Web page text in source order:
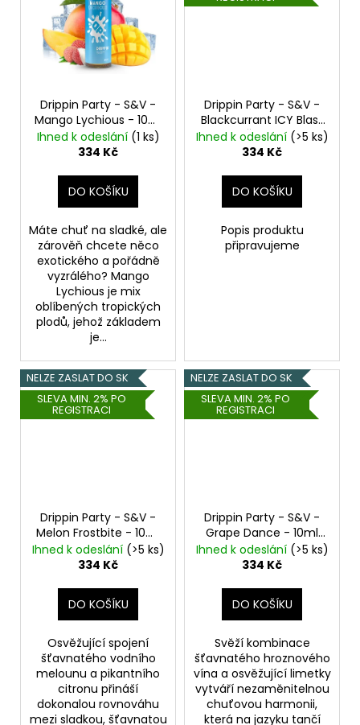
Drippin Party - S&V -
Mango Lychious - 10ml
Chladivé mango a liči
Ihned k odeslání (1 ks)
334 Kč
DO KOŠÍKU
Máte chuť na sladké, ale
zárověň chcete něco
exotického a pořádně
vyzrálého? Mango
Lychious je mix
oblíbených tropických
plodů, jehož základem
je...
Drippin Party - S&V -
Blackcurrant ICY Blast
- 10mlČerný rybíz a
grapefruit
Ihned k odeslání (>5 ks)
334 Kč
DO KOŠÍKU
Popis produktu
připravujeme
NELZE ZASLAT DO SK
SLEVA MIN. 2% PO
REGISTRACI
Drippin Party - S&V -
Melon Frostbite - 10ml
Chladivý vodní
meloun a citron
Ihned k odeslání (>5 ks)
334 Kč
DO KOŠÍKU
Osvěžující spojení
šťavnatého vodního
melounu a pikantního
citronu přináší
dokonalou rovnováhu
mezi sladkou, šťavnatou
NELZE ZASLAT DO SK
SLEVA MIN. 2% PO
REGISTRACI
Drippin Party - S&V -
Grape Dance - 10ml
Hroznové víno a
limetka
Ihned k odeslání (>5 ks)
334 Kč
DO KOŠÍKU
Svěží kombinace
šťavnatého hroznového
vína a osvěžující limetky
vytváří nezaměnitelnou
chuťovou harmonii,
která na jazyku tančí